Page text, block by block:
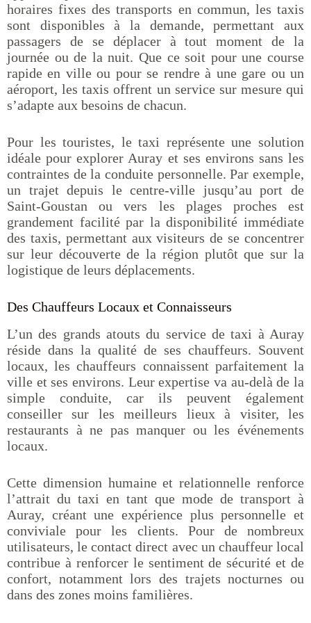
horaires fixes des transports en commun, les taxis
sont disponibles à la demande, permettant aux
passagers de se déplacer à tout moment de la
journée ou de la nuit. Que ce soit pour une course
rapide en ville ou pour se rendre à une gare ou un
aéroport, les taxis offrent un service sur mesure qui
s’adapte aux besoins de chacun.
Pour les touristes, le taxi représente une solution
idéale pour explorer Auray et ses environs sans les
contraintes de la conduite personnelle. Par exemple,
un trajet depuis le centre-ville jusqu’au port de
Saint-Goustan ou vers les plages proches est
grandement facilité par la disponibilité immédiate
des taxis, permettant aux visiteurs de se concentrer
sur leur découverte de la région plutôt que sur la
logistique de leurs déplacements.
Des Chauffeurs Locaux et Connaisseurs
L’un des grands atouts du service de taxi à Auray
réside dans la qualité de ses chauffeurs. Souvent
locaux, les chauffeurs connaissent parfaitement la
ville et ses environs. Leur expertise va au-delà de la
simple conduite, car ils peuvent également
conseiller sur les meilleurs lieux à visiter, les
restaurants à ne pas manquer ou les événements
locaux.
Cette dimension humaine et relationnelle renforce
l’attrait du taxi en tant que mode de transport à
Auray, créant une expérience plus personnelle et
conviviale pour les clients. Pour de nombreux
utilisateurs, le contact direct avec un chauffeur local
contribue à renforcer le sentiment de sécurité et de
confort, notamment lors des trajets nocturnes ou
dans des zones moins familières.